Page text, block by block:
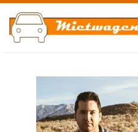
Skip
to
main